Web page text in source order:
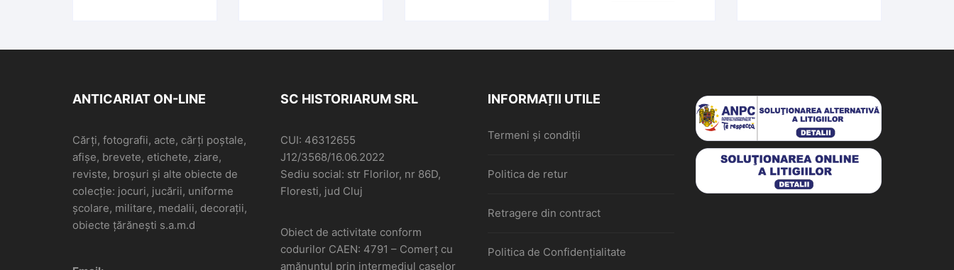
ANTICARIAT ON-LINE
Cărți, fotografii, acte, cărți poștale,
afișe, brevete, etichete, ziare,
reviste, broșuri și alte obiecte de
colecție: jocuri, jucării, uniforme
școlare, militare, medalii, decorații,
obiecte țărănești s.a.m.d
SC HISTORIARUM SRL
CUI: 46312655
J12/3568/16.06.2022
Sediu social: str Florilor, nr 86D,
Floresti, jud Cluj
Obiect de activitate conform
codurilor CAEN: 4791 – Comerţ cu
amănuntul prin intermediul caselor
INFORMAȚII UTILE
Termeni și condiții
Politica de retur
Retragere din contract
Politica de Confidențialitate